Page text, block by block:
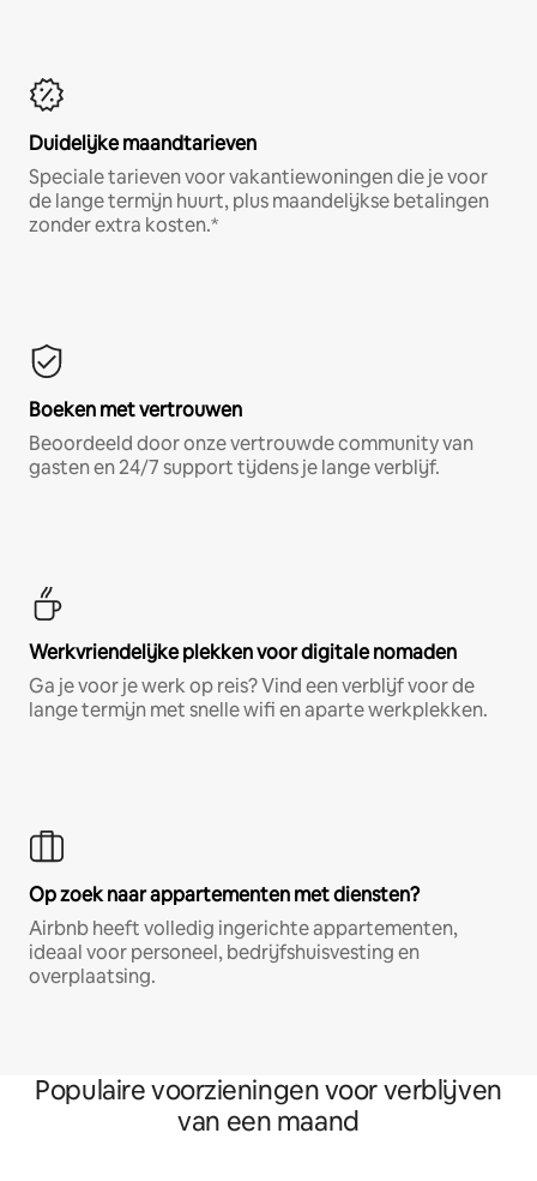
Duidelijke maandtarieven
Speciale tarieven voor vakantiewoningen die je voor
de lange termijn huurt, plus maandelijkse betalingen
zonder extra kosten.*
Boeken met vertrouwen
Beoordeeld door onze vertrouwde community van
gasten en 24/7 support tijdens je lange verblijf.
Werkvriendelijke plekken voor digitale nomaden
Ga je voor je werk op reis? Vind een verblijf voor de
lange termijn met snelle wifi en aparte werkplekken.
Op zoek naar appartementen met diensten?
Airbnb heeft volledig ingerichte appartementen,
ideaal voor personeel, bedrijfshuisvesting en
overplaatsing.
Populaire voorzieningen voor verblijven
van een maand